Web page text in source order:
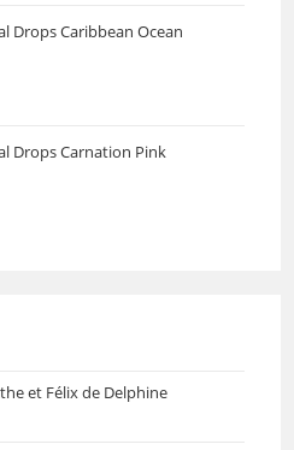
Drops Caribbean Ocean
Drops Carnation Pink
et Félix de Delphine